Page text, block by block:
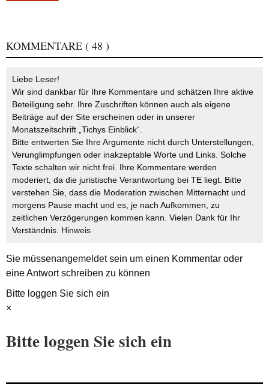
KOMMENTARE ( 48 )
Liebe Leser!
Wir sind dankbar für Ihre Kommentare und schätzen Ihre aktive
Beteiligung sehr. Ihre Zuschriften können auch als eigene
Beiträge auf der Site erscheinen oder in unserer
Monatszeitschrift „Tichys Einblick“.
Bitte entwerten Sie Ihre Argumente nicht durch Unterstellungen,
Verunglimpfungen oder inakzeptable Worte und Links. Solche
Texte schalten wir nicht frei. Ihre Kommentare werden
moderiert, da die juristische Verantwortung bei TE liegt. Bitte
verstehen Sie, dass die Moderation zwischen Mitternacht und
morgens Pause macht und es, je nach Aufkommen, zu
zeitlichen Verzögerungen kommen kann. Vielen Dank für Ihr
Verständnis. Hinweis
Sie müssenangemeldetsein um einen Kommentar oder
eine Antwort schreiben zu können
Bitte loggen Sie sich ein
×
Bitte loggen Sie sich ein